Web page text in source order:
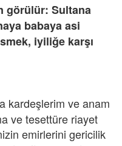
görülür: Sultana
babaya asi
iyiliğe karşı
kardeşlerim ve anam
ve tesettüre riayet
emirlerini gericilik